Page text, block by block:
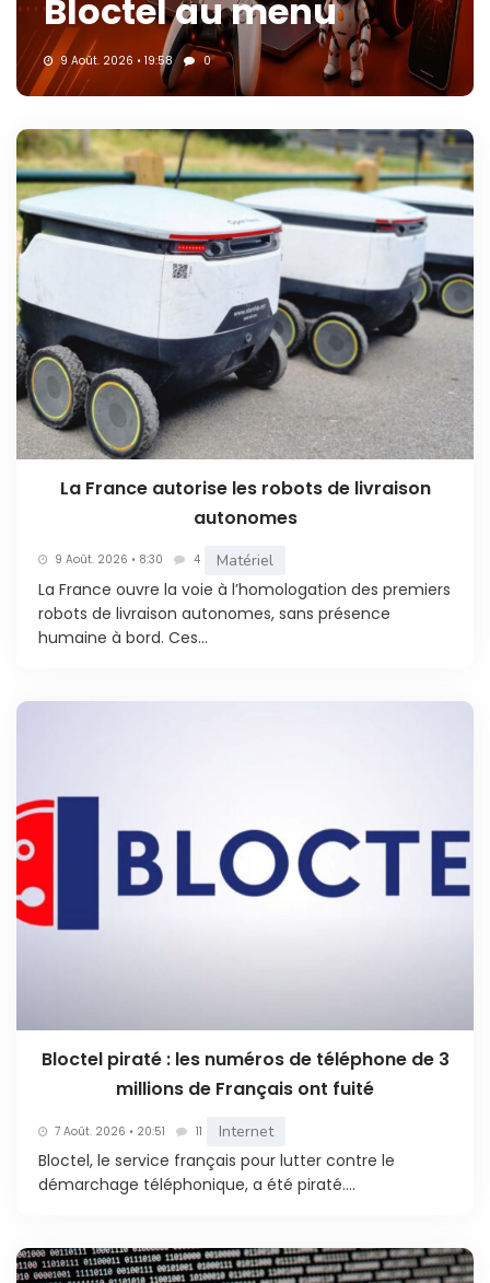
Bloctel au menu
9 Août. 2026 • 19:58 0
La France autorise les robots de livraison
autonomes
9 Août. 2026 • 8:30 4 Matériel
La France ouvre la voie à l’homologation des premiers
robots de livraison autonomes, sans présence
humaine à bord. Ces...
Bloctel piraté : les numéros de téléphone de 3
millions de Français ont fuité
7 Août. 2026 • 20:51 11 Internet
Bloctel, le service français pour lutter contre le
démarchage téléphonique, a été piraté....